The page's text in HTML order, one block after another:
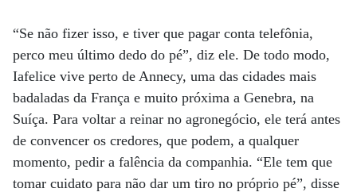
“Se não fizer isso, e tiver que pagar conta telefônia,
perco meu último dedo do pé”, diz ele. De todo modo,
Iafelice vive perto de Annecy, uma das cidades mais
badaladas da França e muito próxima a Genebra, na
Suíça. Para voltar a reinar no agronegócio, ele terá antes
de convencer os credores, que podem, a qualquer
momento, pedir a falência da companhia. “Ele tem que
tomar cuidato para não dar um tiro no próprio pé”, disse